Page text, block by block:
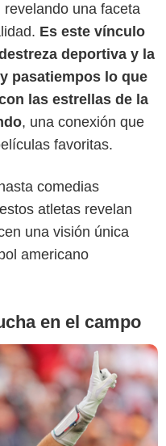
una faceta
Es este vínculo
deportiva y la
pasatiempos lo que
las estrellas de la
, una conexión que
favoritas.
comedias
atletas revelan
una visión única
americano
en el campo